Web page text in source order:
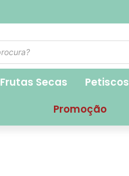
Frutas Secas Petiscos
Promoção